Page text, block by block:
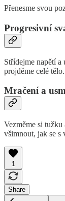
Přenesme svou
Progresivní
Střídejme napětí
projděme celé
Mračení a
Vezměme si
všimnout, jak se s
1
Share